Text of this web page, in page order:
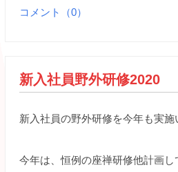
コメント（0）
新入社員野外研修2020
新入社員の野外研修を今年も実施
今年は、恒例の座禅研修他計画し